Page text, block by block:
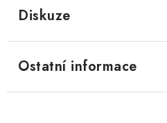
Diskuze
Ostatní informace